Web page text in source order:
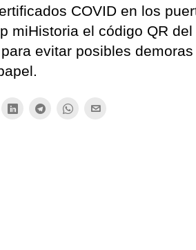
COVID en los
miHistoria el código QR
evitar posibles